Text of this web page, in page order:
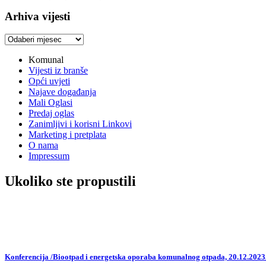
Arhiva vijesti
Arhiva
Komunal
Vijesti iz branše
Opći uvjeti
Najave događanja
Mali Oglasi
Predaj oglas
Zanimljivi i korisni Linkovi
Marketing i pretplata
O nama
Impressum
Ukoliko ste propustili
Konferencija /Biootpad i energetska oporaba komunalnog otpada,